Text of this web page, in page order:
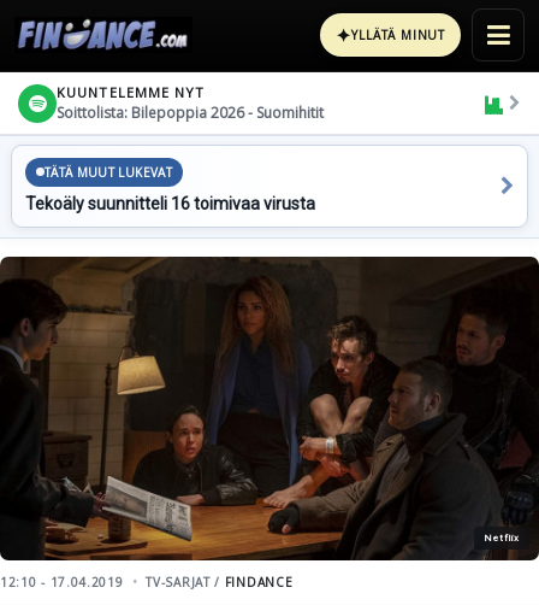
✦YLLÄTÄ MINUT
KUUNTELEMME NYT
Soittolista: Bilepoppia 2026 - Suomihitit
TÄTÄ MUUT LUKEVAT
Tekoäly suunnitteli 16 toimivaa virusta
Netflix
12:10 - 17.04.2019 TV-SARJAT / FINDANCE